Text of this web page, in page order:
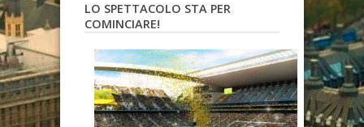
LO SPETTACOLO STA PER
COMINCIARE!